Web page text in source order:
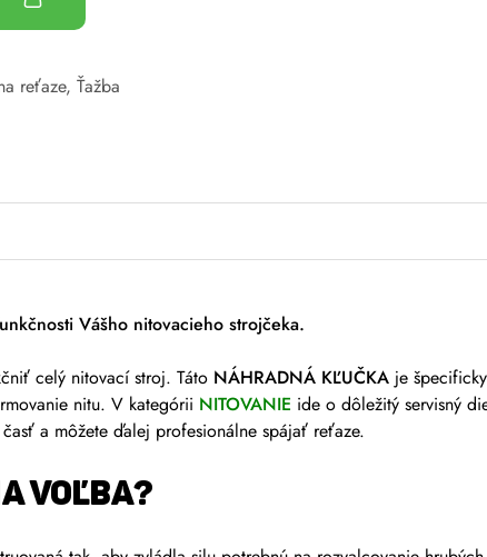
reťaze, Ťažba
Vášho nitovacieho strojčeka.
celý nitovací stroj. Táto NÁHRADNÁ KĽUČKA je
nitu. V kategórii NITOVANIE ide o dôležitý servisný
a môžete ďalej profesionálne spájať reťaze.
VOĽBA?